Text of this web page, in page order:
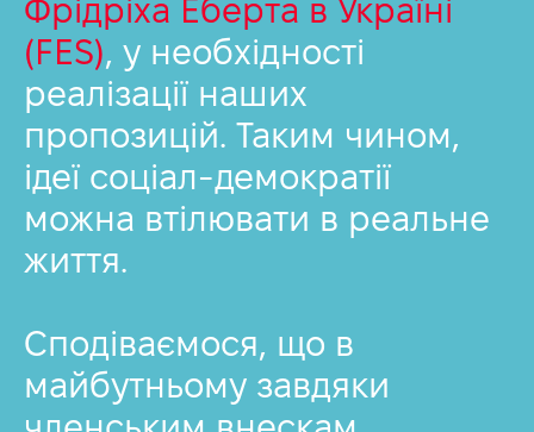
Фрідріха Еберта в Україні
(FES), у необхідності
реалізації наших
пропозицій. Таким чином,
ідеї соціал-демократії
можна втілювати в реальне
життя.
Сподіваємося, що в
майбутньому завдяки